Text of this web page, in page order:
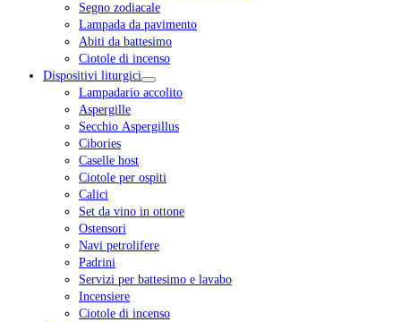
Segno zodiacale
Lampada da pavimento
Abiti da battesimo
Ciotole di incenso
Dispositivi liturgici
Lampadario accolito
Aspergille
Secchio Aspergillus
Cibories
Caselle host
Ciotole per ospiti
Calici
Set da vino in ottone
Ostensori
Navi petrolifere
Padrini
Servizi per battesimo e lavabo
Incensiere
Ciotole di incenso